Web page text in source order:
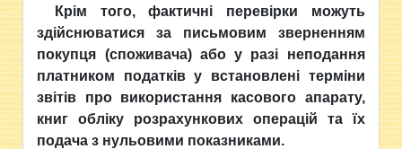
Крім того, фактичні перевірки можуть
здійснюватися за письмовим зверненням
покупця (споживача) або у разі неподання
платником податків у встановлені терміни
звітів про використання касового апарату,
книг обліку розрахункових операцій та їх
подача з нульовими показниками.